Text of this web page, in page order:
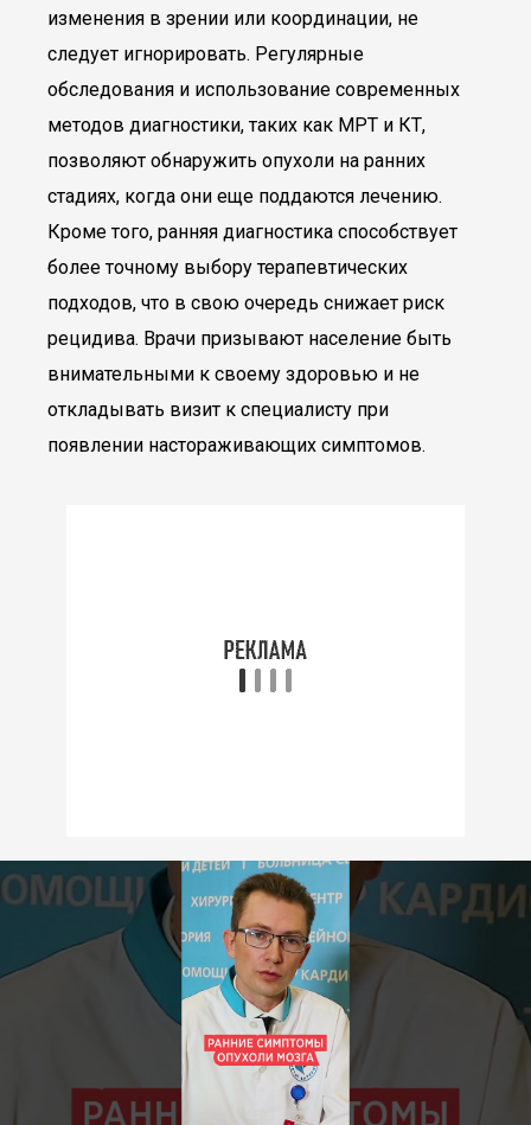
изменения в зрении или координации, не
следует игнорировать. Регулярные
обследования и использование современных
методов диагностики, таких как МРТ и КТ,
позволяют обнаружить опухоли на ранних
стадиях, когда они еще поддаются лечению.
Кроме того, ранняя диагностика способствует
более точному выбору терапевтических
подходов, что в свою очередь снижает риск
рецидива. Врачи призывают население быть
внимательными к своему здоровью и не
откладывать визит к специалисту при
появлении настораживающих симптомов.